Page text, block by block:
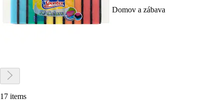
Domov a zábava
17 items